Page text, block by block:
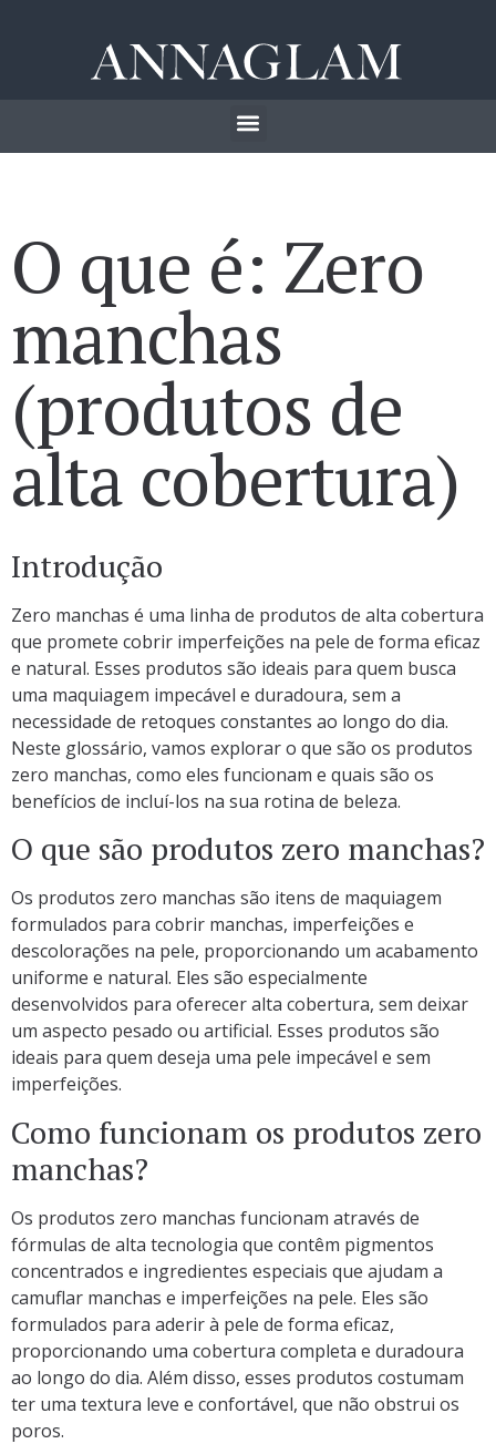
O que é: Zero
manchas
(produtos de
alta cobertura)
Introdução
Zero manchas é uma linha de produtos de alta cobertura
que promete cobrir imperfeições na pele de forma eficaz
e natural. Esses produtos são ideais para quem busca
uma maquiagem impecável e duradoura, sem a
necessidade de retoques constantes ao longo do dia.
Neste glossário, vamos explorar o que são os produtos
zero manchas, como eles funcionam e quais são os
benefícios de incluí-los na sua rotina de beleza.
O que são produtos zero manchas?
Os produtos zero manchas são itens de maquiagem
formulados para cobrir manchas, imperfeições e
descolorações na pele, proporcionando um acabamento
uniforme e natural. Eles são especialmente
desenvolvidos para oferecer alta cobertura, sem deixar
um aspecto pesado ou artificial. Esses produtos são
ideais para quem deseja uma pele impecável e sem
imperfeições.
Como funcionam os produtos zero
manchas?
Os produtos zero manchas funcionam através de
fórmulas de alta tecnologia que contêm pigmentos
concentrados e ingredientes especiais que ajudam a
camuflar manchas e imperfeições na pele. Eles são
formulados para aderir à pele de forma eficaz,
proporcionando uma cobertura completa e duradoura
ao longo do dia. Além disso, esses produtos costumam
ter uma textura leve e confortável, que não obstrui os
poros.